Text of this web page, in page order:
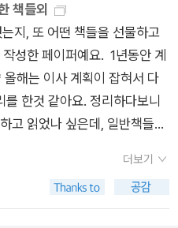
해를 하기 위해 노력하는 독서
다.) 또 하나는 3년 정도를 하
품을 깊이 있게 이해하려는 것
이 있는데, 다독 보다는 재독
읽는 것이라고 할 수 있다.
를 죽기전에 읽어보고 싶습니
<<오든시집>>- <<프랑스
책들외
지, 또 어떤 책들을 선물하고
성한 페이퍼예요. 1년동안 계
해는 이사 계획이 잡혀서 다
한것 같아요. 정리하다보니
고 읽었나 싶은데, 일반책들은
. 그리고 정리해야 다음 책 구입
입한 책들 : 실제 구입한 책
더보기